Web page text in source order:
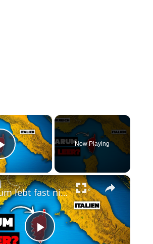
×
Play Video
Now Playing
×
Warum lebt fast niemand in diesem Mittelmeerparadies?